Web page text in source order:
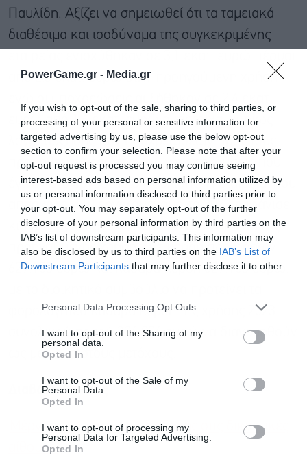
PowerGame.gr - Media.gr
If you wish to opt-out of the sale, sharing to third parties, or
processing of your personal or sensitive information for
targeted advertising by us, please use the below opt-out
section to confirm your selection. Please note that after your
opt-out request is processed you may continue seeing
interest-based ads based on personal information utilized by
us or personal information disclosed to third parties prior to
your opt-out. You may separately opt-out of the further
disclosure of your personal information by third parties on the
IAB’s list of downstream participants. This information may
also be disclosed by us to third parties on the IAB’s List of
Downstream Participants that may further disclose it to other
Personal Data Processing Opt Outs
I want to opt-out of the Sharing of my
personal data.
Opted In
I want to opt-out of the Sale of my
Personal Data.
Opted In
I want to opt-out of processing my
Personal Data for Targeted Advertising.
Opted In
Παυλίδη. Αξίζει να σημειωθεί ότι τα ταμειακά
διαθέσιμα και ισοδύναμα της συγκεκριμένης
από 2,3 εκατ. ευρώ στην προηγούμενη χρήση
ευρώ από 1,6 εκατ. ευρώ αντίστοιχα, κυρίως
λόγω αύξησης των υποχρεώσεων προς τους
προμηθευτές εσωτερικού για επενδύσεις που
έγιναν στο εργοστάσιο Παυλίδης. Η εταιρεία, που
απασχολεί 110 εργαζόμενους, το 2023 εμφάνισε
κύκλο εργασιών 9,6, περίπου στα επίπεδα της
προηγούμενης χρήσης, με κέρδη προ φόρων
629.103 ευρώ και καθαρά κέρδη 629.103 ευρώ,
με το διοικητικό συμβούλιο να προτείνει τα
φορολογητέα καθαρά κέρδη της χρήσης 2023
συνολικού ποσού 394.004 ευρώ να διανεμηθούν
ως μέρισμα στους μετόχους.
Διαβάστε επίσης
Μέρντοχ: Η “μάχη” της διαδοχής στις δικαστικές
αίθουσες
Εγγραφή στο
και την πολιτική απορρήτου